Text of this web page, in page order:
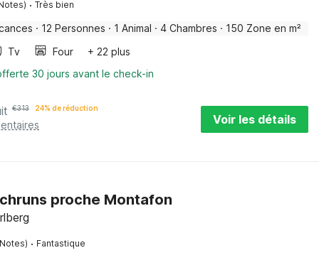
· Très bien
· 12 Personnes · 1 Animal · 4 Chambres · 150 Zone en m²
Tv
Four
+ 22 plus
30 jours avant le check-in
€313 24% de réduction
Voir les détails
proche Montafon
· Fantastique